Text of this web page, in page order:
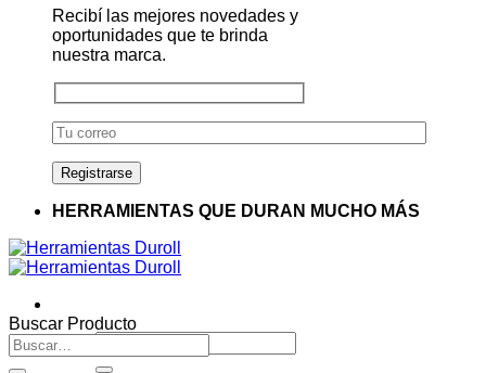
Recibí las mejores novedades y
oportunidades que te brinda
nuestra marca.
HERRAMIENTAS QUE DURAN MUCHO MÁS
Buscar
por:
Buscar Producto
Buscar
por: